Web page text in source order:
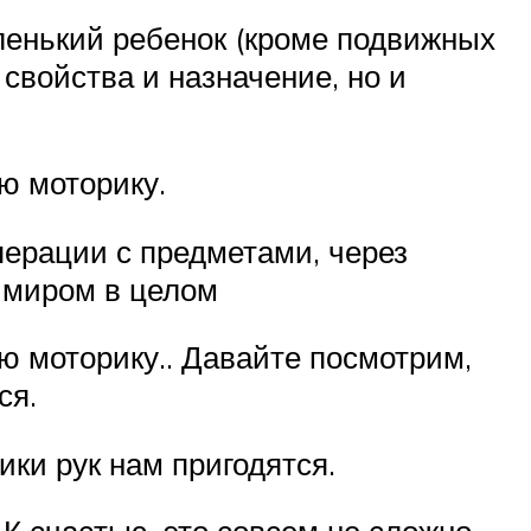
ребенок (кроме подвижных
и назначение, но и
моторику.
с предметами, через
миром в целом
моторику.. Давайте посмотрим,
рук нам пригодятся.